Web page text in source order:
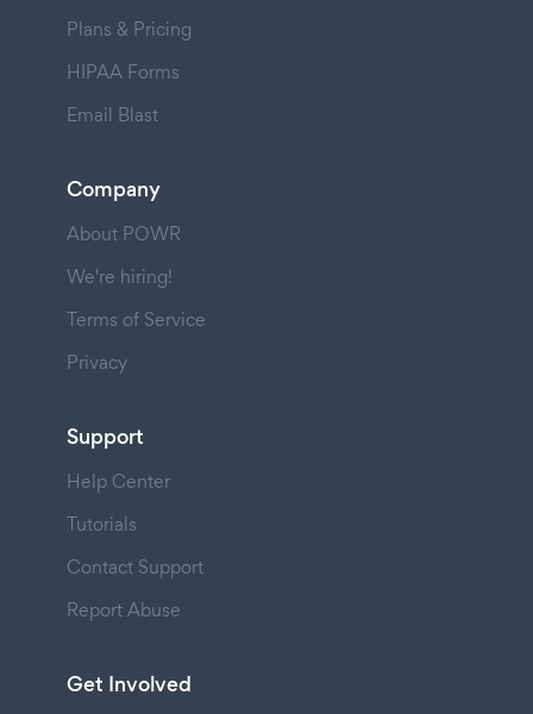
Plans & Pricing
HIPAA Forms
Email Blast
Company
About POWR
We're hiring!
Terms of Service
Privacy
Support
Help Center
Tutorials
Contact Support
Report Abuse
Get Involved